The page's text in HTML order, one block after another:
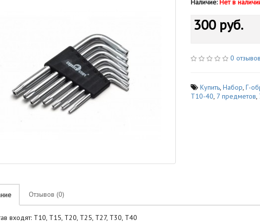
Наличие: Нет в
300 руб.
0 отзывов
Купить,Набор,Г-
Т10-40, 7 предметов,
Отзывов (0)
входят: Т10, Т15, Т20, Т25, Т27, Т30, Т40